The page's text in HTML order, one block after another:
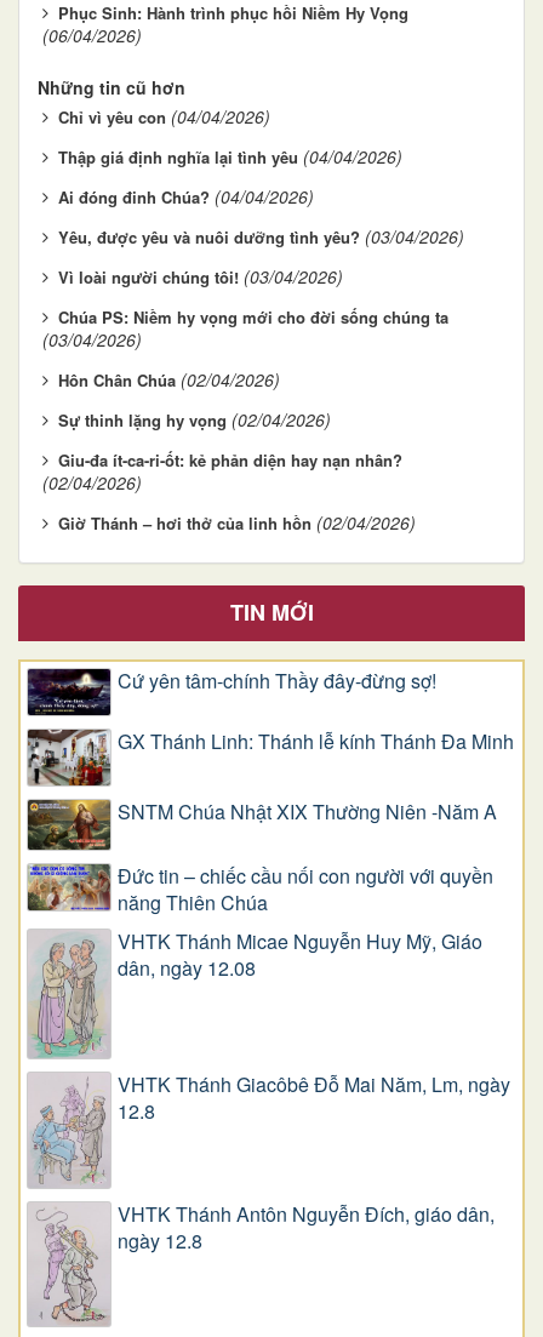
Phục Sinh: Hành trình phục hồi Niềm Hy Vọng
(06/04/2026)
Những tin cũ hơn
Chỉ vì yêu con (04/04/2026)
Thập giá định nghĩa lại tình yêu (04/04/2026)
Ai đóng đinh Chúa? (04/04/2026)
Yêu, được yêu và nuôi dưỡng tình yêu? (03/04/2026)
Vì loài người chúng tôi! (03/04/2026)
Chúa PS: Niềm hy vọng mới cho đời sống chúng ta
(03/04/2026)
Hôn Chân Chúa (02/04/2026)
Sự thinh lặng hy vọng (02/04/2026)
Giu-đa ít-ca-ri-ốt: kẻ phản diện hay nạn nhân?
(02/04/2026)
Giờ Thánh – hơi thở của linh hồn (02/04/2026)
TIN MỚI
Cứ yên tâm-chính Thầy đây-đừng sợ!
GX Thánh Linh: Thánh lễ kính Thánh Đa Minh
SNTM Chúa Nhật XIX Thường Niên -Năm A
Đức tin – chiếc cầu nối con người với quyền
năng Thiên Chúa
VHTK Thánh Micae Nguyễn Huy Mỹ, Giáo
dân, ngày 12.08
VHTK Thánh Giacôbê Ðỗ Mai Năm, Lm, ngày
12.8
VHTK Thánh Antôn Nguyễn Ðích, giáo dân,
ngày 12.8